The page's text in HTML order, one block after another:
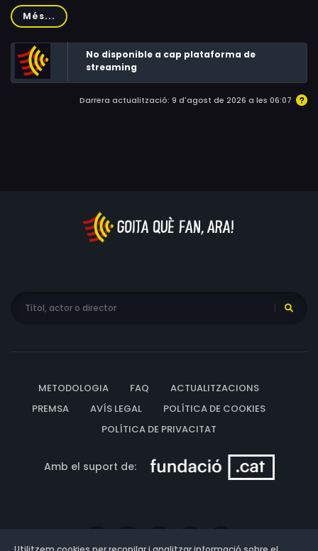
pel·lícules, la mirada, els somnis, els esforços per tirar
endavant i, sobretot, la seva aportació al cinema.
Protagonitzada per cineastes basques però amb una
visió universal del tema, la pel·lícula ens descobreix un
món desconegut.
Més...
No disponible a cap plataforma de
streaming
Darrera actualització: 9 d'agost de 2026 a les 06:07
METODOLOGIA FAQ
ACTUALITZACIONS
PREMSA
AVÍS LEGAL
POLÍTICA DE COOKIES
POLÍTICA DE PRIVACITAT
Amb el suport de: